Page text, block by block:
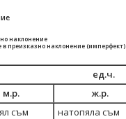
наклонение
преизказно наклонение (имперфект)
ед.ч.
м.р.
ж.р.
съм натопяла съм